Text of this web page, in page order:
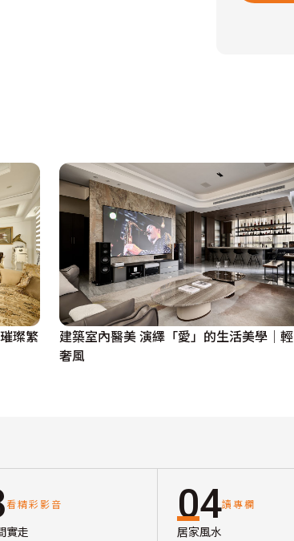
璨繁
建築室內醫美 演繹「愛」的生活美學│輕
奢風
看精彩影音
實走
04讀專欄
居家風水